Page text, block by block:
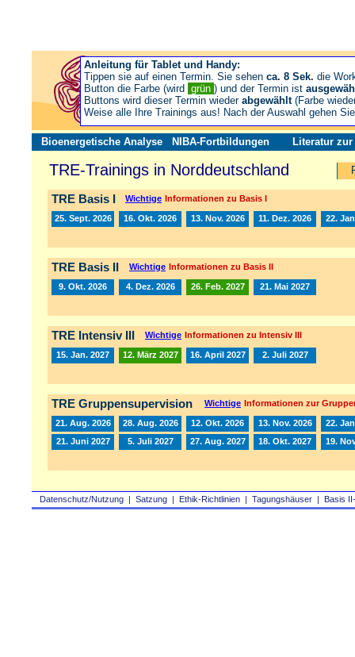
Datenschutz/Nutzung | Satzung | Ethik-Richtlinien | Tagungshäuser | Basis
Bioenergetische Analyse NIBA-Fortbildungen Literatur zur
TRE-Trainings in Norddeutschland
TRE Basis I Wichtige Informationen zu Basis I
25. Sept. 2026 16. Okt. 2026 13. Nov. 2026 11. Dez. 2026 22.
TRE Basis II Wichtige Informationen zu Basis II
9. Okt. 2026 4. Dez. 2026 26. Feb. 2027 21. Mai 2027
TRE Intensiv III Wichtige Informationen zu Intensiv III
15. Jan. 2027 12. März 2027 16. April 2027 2. Juli 2027
TRE Gruppensupervision Wichtige Informationen zur
21. Aug. 2026 28. Aug. 2026 12. Okt. 2026 13. Nov. 2026
22.
21. Juni 2027
5. Juli 2027 27. Aug. 2027 18. Okt. 2027 19.
Anleitung für Tablet und Handy:
Tippen sie auf einen Termin. Sie sehen ca. 8 Sek. die
Button die Farbe (wird grün ) und der Termin ist
Buttons wird dieser Termin wieder abgewählt(Farbe
Weise alle Ihre Trainings aus! Nach der Auswahl gehen